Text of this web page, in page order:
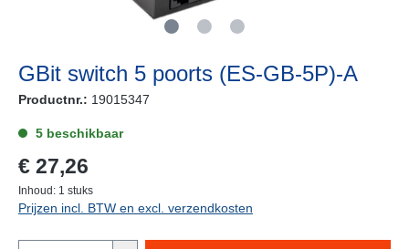
GBit switch 5 poorts (ES-GB-5P)-A
Productnr.: 19015347
5 beschikbaar
€ 27,26
Inhoud: 1 stuks
Prijzen incl. BTW en excl. verzendkosten